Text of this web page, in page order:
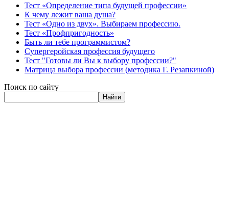
Тест «Определение типа будущей профессии»
К чему лежит ваша душа?
Тест «Одно из двух». Выбираем профессию.
Тест «Профпригодность»
Быть ли тебе программистом?
Супергеройская профессия будущего
Тест "Готовы ли Вы к выбору профессии?"
Матрица выбора профессии (методика Г. Резапкиной)
Поиск по сайту
Найти